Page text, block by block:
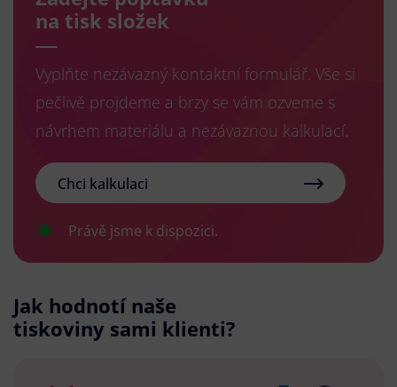
na tisk složek
Vyplňte nezávazný kontaktní formulář. Vše si
pečlivě projdeme a brzy se vám ozveme s
návrhem materiálu a nezávaznou kalkulací.
Chci kalkulaci
Právě jsme k dispozici.
Jak hodnotí naše
tiskoviny sami klienti?